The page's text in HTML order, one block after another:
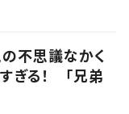
不思議なかく
ぎる！ 「兄弟